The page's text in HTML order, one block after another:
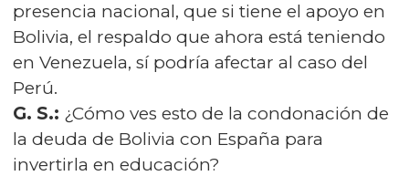
presencia nacional, que si tiene el apoyo en
Bolivia, el respaldo que ahora está teniendo
en Venezuela, sí podría afectar al caso del
Perú.
G. S.: ¿Cómo ves esto de la condonación de
la deuda de Bolivia con España para
invertirla en educación?